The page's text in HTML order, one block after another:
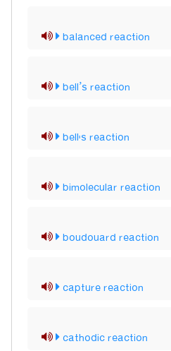
balanced reaction
bell’s reaction
bell's reaction
bimolecular reaction
boudouard reaction
capture reaction
cathodic reaction